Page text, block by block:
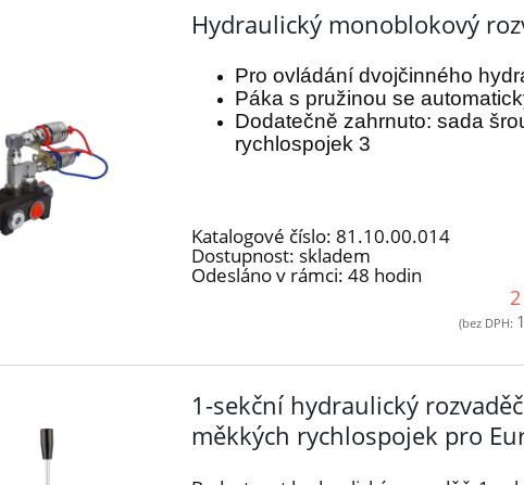
Hydraulický monoblokový
Pro ovládání dvojčinného
Páka s pružinou se
Dodatečně zahrnuto: sada
rychlospojek 3
Katalogové číslo: 81.10.00.014
Dostupnost: skladem
Odesláno v rámci: 48 hodin
(bez DPH:
1-sekční hydraulický
měkkých rychlospojek pro